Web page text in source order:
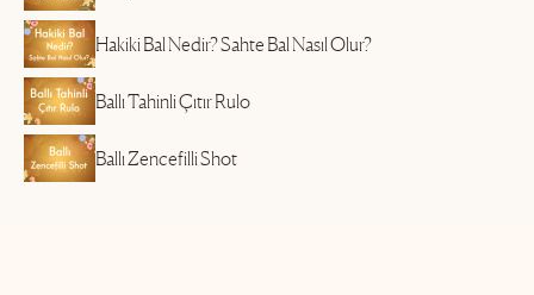
Hakiki Bal Nedir? Sahte Bal Nasıl Olur?
Ballı Tahinli Çıtır Rulo
Ballı Zencefilli Shot